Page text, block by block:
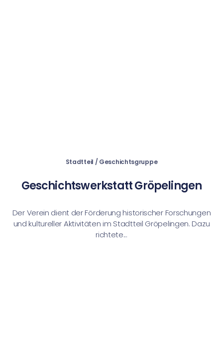
Stadtteil / Geschichtsgruppe
Geschichtswerkstatt Gröpelingen
Der Verein dient der Förderung historischer Forschungen
und kultureller Aktivitäten im Stadtteil Gröpelingen. Dazu
richtete...